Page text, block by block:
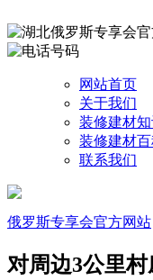
网站首页
关于我们
装修建材知
装修建材
联系我们
俄罗斯专享会官方网站
对周边3公里